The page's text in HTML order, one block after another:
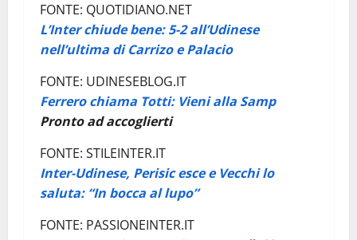
FONTE: QUOTIDIANO.NET
L’Inter chiude bene: 5-2 all’Udinese
nell’ultima di Carrizo e Palacio
FONTE: UDINESEBLOG.IT
Ferrero chiama Totti: Vieni alla Samp
Pronto ad accoglierti
FONTE: STILEINTER.IT
Inter-Udinese, Perisic esce e Vecchi lo
saluta: “In bocca al lupo”
FONTE: PASSIONEINTER.IT